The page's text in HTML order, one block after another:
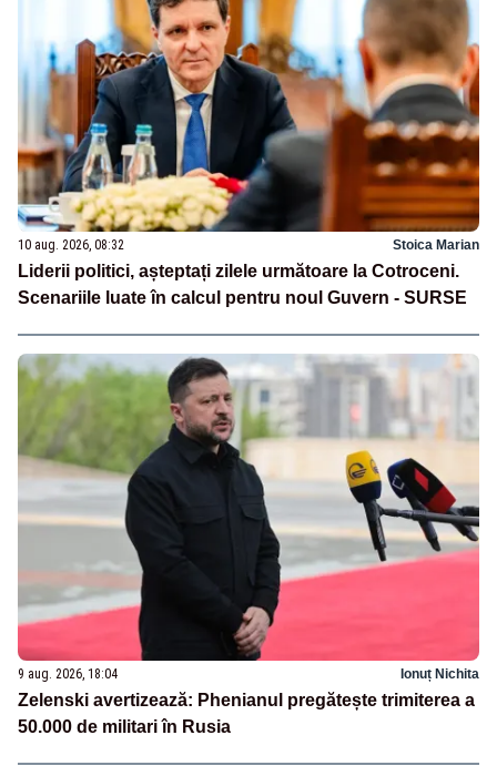
10 aug. 2026, 08:32 Stoica Marian
Liderii politici, așteptați zilele următoare la Cotroceni.
Scenariile luate în calcul pentru noul Guvern - SURSE
9 aug. 2026, 18:04 Ionuț Nichita
Zelenski avertizează: Phenianul pregătește trimiterea a
50.000 de militari în Rusia